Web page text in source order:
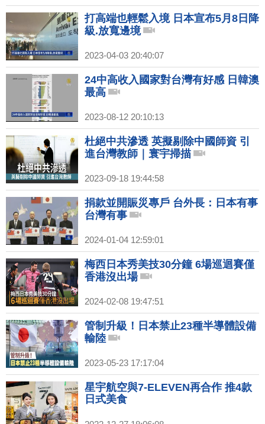
打高端也輕鬆入境 日本宣布5月8日降
級.放寬邊境
2023-04-03 20:40:07
24中高收入國家對台灣有好感 日韓澳
最高
2023-08-12 20:10:13
杜絕中共滲透 英擬剔除中國師資 引
進台灣教師｜寰宇掃描
2023-09-18 19:44:58
捐款並開賑災專戶 台外長：日本有事
台灣有事
2024-01-04 12:59:01
梅西日本秀美技30分鐘 6場巡迴賽僅
香港沒出場
2024-02-08 19:47:51
管制升級！日本禁止23種半導體設備
輸陸
2023-05-23 17:17:04
星宇航空與7-ELEVEN再合作 推4款
日式美食